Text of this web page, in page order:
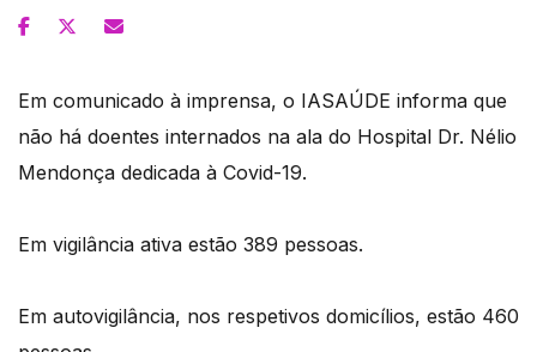
Em comunicado à imprensa, o IASAÚDE informa que
não há doentes internados na ala do Hospital Dr. Nélio
Mendonça dedicada à Covid-19.
Em vigilância ativa estão 389 pessoas.
Em autovigilância, nos respetivos domicílios, estão 460